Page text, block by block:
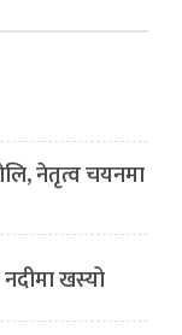
नेतृत्व चयनमा
खस्यो